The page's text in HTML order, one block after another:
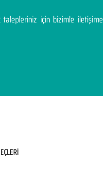
talepleriniz için bizimle iletişime